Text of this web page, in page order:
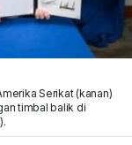
Serikat (kanan)
timbal balik di